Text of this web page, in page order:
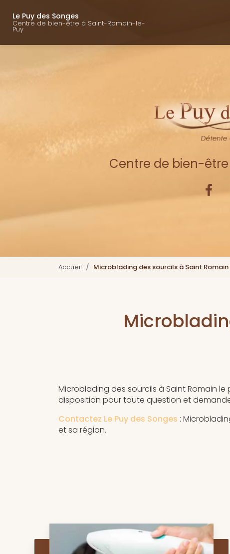
contenu
Le Puy des Songes
Centre de bien-être à Saint-Romain-le-
Puy
Centre de bien-
Accueil Microblading des sourcils à Saint
Microblading des sourcils à Saint Romain le
disposition pour toute question et
Contactez Le Puy des Songes :
et sa région.